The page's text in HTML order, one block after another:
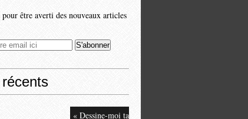
être averti des nouveaux articles
« Dessine-moi ta